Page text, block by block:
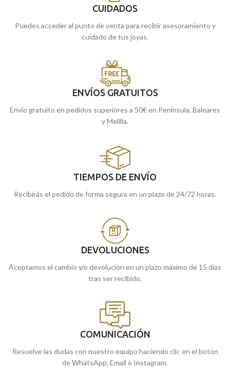
CUIDADOS
Puedes acceder al punto de venta para recibir asesoramiento y
cuidado de tus joyas.
ENVÍOS GRATUITOS
Envío gratuito en pedidos superiores a 50€ en Península, Baleares
y Melilla.
TIEMPOS DE ENVÍO
Recibirás el pedido de forma segura en un plazo de 24/72 horas.
DEVOLUCIONES
Aceptamos el cambio y/o devolución en un plazo máximo de 15 días
tras ser recibido.
COMUNICACIÓN
Resuelve las dudas con nuestro equipo haciendo clic en el botón
de WhatsApp, Email o Instagram.